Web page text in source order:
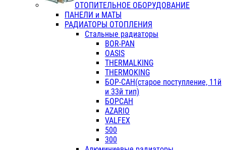
ОТОПИТЕЛЬНОЕ ОБОРУДОВАНИЕ
ПАНЕЛИ и МАТЫ
РАДИАТОРЫ ОТОПЛЕНИЯ
Стальные радиаторы
BOR-PAN
OASIS
THERMALKING
THERMOKING
БОР-САН(старое поступление, 11й
и 33й тип)
БОРСАН
AZARIO
VALFEX
500
300